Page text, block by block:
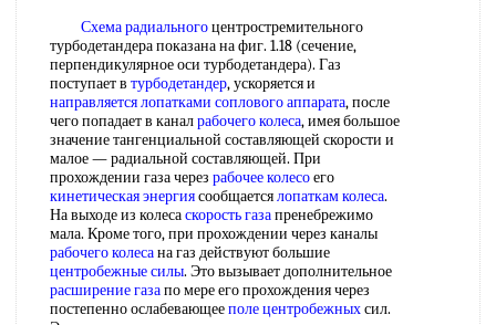
Схема радиальногоцентростремительного
турбодетандера показана на фиг. 1.18 (сечение,
перпендикулярное оси турбодетандера). Газ
поступает в турбодетандер, ускоряется и
направляется лопатками соплового аппарата, после
чего попадает в каналрабочего колеса, имея большое
значение тангенциальной составляющей скорости и
малое — радиальной составляющей. При
прохождении газа через рабочее колесоего
кинетическая энергиясообщаетсялопаткам колеса.
На выходе из колесаскорость газапренебрежимо
мала. Кроме того, при прохождении через каналы
рабочего колесана газ действуют большие
центробежные силы. Это вызывает дополнительное
расширение газапо мере его прохождения через
постепенно ослабевающееполе центробежныхсил.